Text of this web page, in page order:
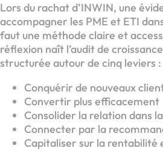
Lors du rachat d’INWIN, une
accompagner les PME et ETI
faut une méthode claire et
réflexion naît l’audit de
structurée autour de cinq leviers :
Conquérir de nouveaux
Convertir plus efficacement
Consolider la relation dans
Connecter par la
Capitaliser sur la rentabilité